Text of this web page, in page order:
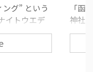
れど、どの
…」 「北海
違うって聞
気をつけな
な？」 なん
「帰
るよ
の費
簡単